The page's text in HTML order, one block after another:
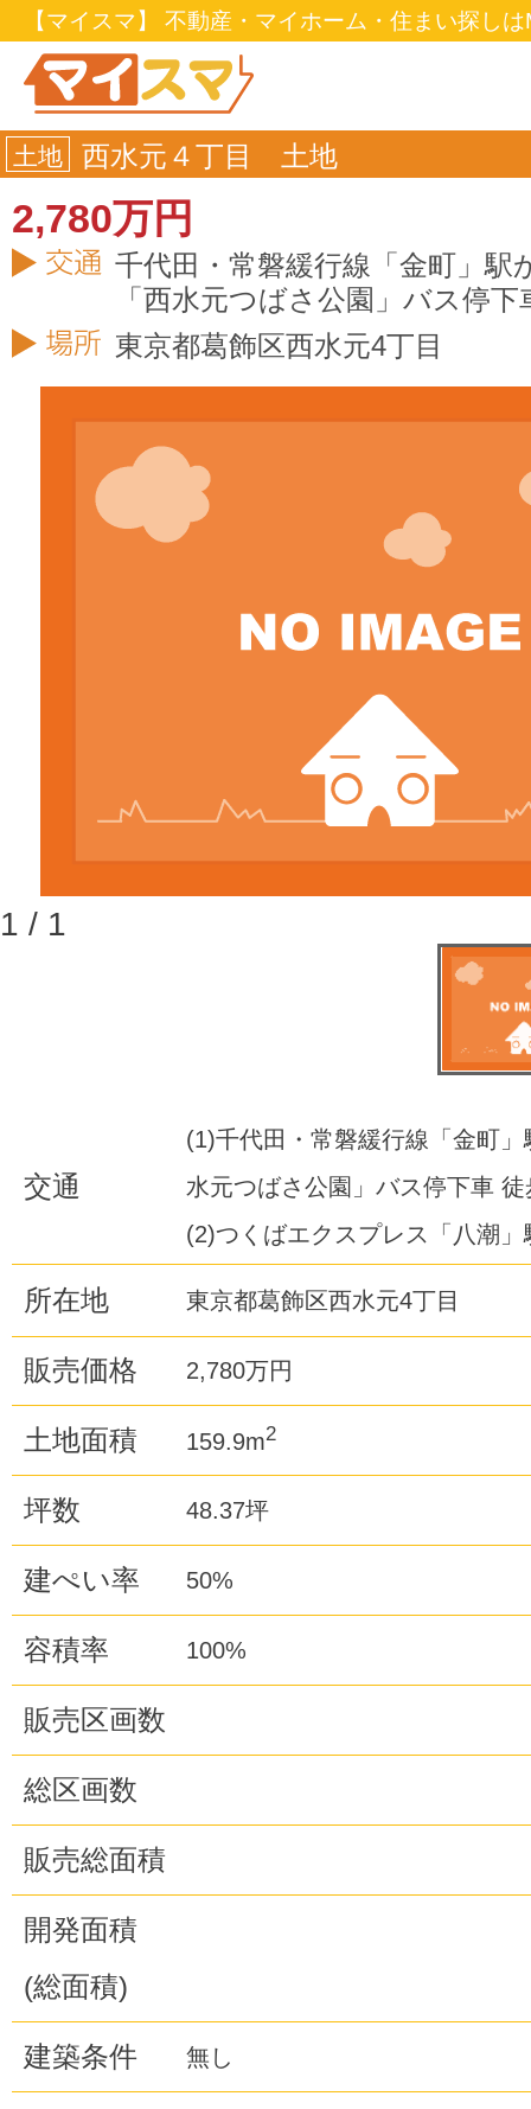
【マイスマ】 不動産・マイホーム・住まい探し
土地 西水元４丁目 土地
2,780万円
千代田・常磐緩行線「金町」駅
「西水元つばさ公園」バス停下
東京都葛飾区西水元4丁目
1 / 1
交通
(1)千代田・常磐緩行線「金町
水元つばさ公園」バス停下車 徒
(2)つくばエクスプレス「八潮
所在地 東京都葛飾区西水元4丁目
販売価格 2,780万円
土地面積 159.9m2
坪数 48.37坪
建ぺい率 50%
容積率 100%
販売区画数
総区画数
販売総面積
開発面積
(総面積)
建築条件 無し